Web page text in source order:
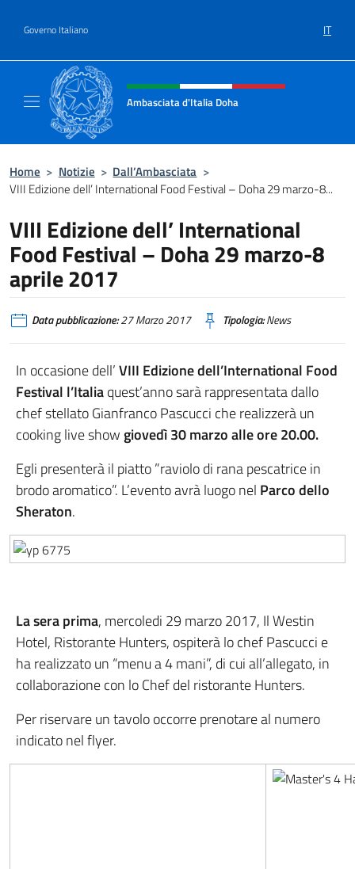
Governo Italiano IT
Intestazione sito, social e menù
Ambasciata d'Italia Doha
Home > Notizie > Dall’Ambasciata >
VIII Edizione dell’ International Food Festival – Doha 29 marzo-8...
VIII Edizione dell’ International
Food Festival – Doha 29 marzo-8
aprile 2017
Data pubblicazione:27 Marzo 2017 Tipologia:News
In occasione dell’VIII Edizione dell’International Food
Festival l’Italiaquest’anno sarà rappresentata dallo
chef stellato Gianfranco Pascucci che realizzerà un
cooking live show giovedì 30 marzo alle ore 20.00.
Egli presenterà il piatto ”raviolo di rana pescatrice in
brodo aromatico”. L’evento avrà luogo nel Parco dello
Sheraton.
La sera prima, mercoledi 29 marzo 2017, Il Westin
Hotel, Ristorante Hunters, ospiterà lo chef Pascucci e
ha realizzato un “menu a 4 mani”, di cui all’allegato, in
collaborazione con lo Chef del ristorante Hunters.
Per riservare un tavolo occorre prenotare al numero
indicato nel flyer.